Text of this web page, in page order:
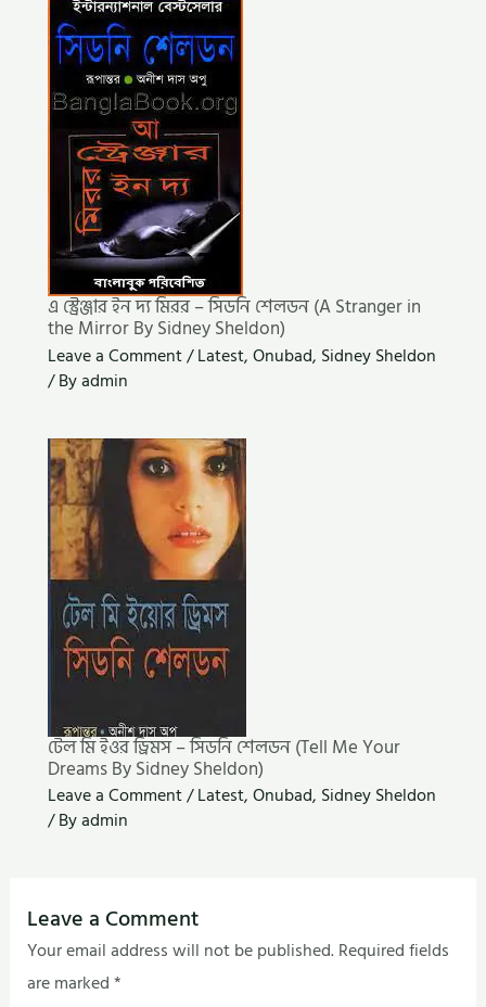
এ স্ট্রেঞ্জার ইন দ্য মিরর – সিডনি শেলডন (A Stranger in
the Mirror By Sidney Sheldon)
Leave a Comment/Latest,Onubad, Sidney Sheldon
/ Byadmin
টেল মি ইওর ড্রিমস – সিডনি শেলডন (Tell Me Your
Dreams By Sidney Sheldon)
Leave a Comment/Latest,Onubad, Sidney Sheldon
/ Byadmin
Leave a Comment
Your email address will not be published.Required fields
are marked*